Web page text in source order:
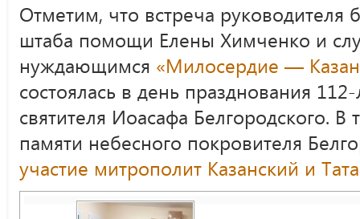
Отметим, что встреча руководителя
штаба помощи Елены Химченко и
нуждающимся «Милосердие —
состоялась в день празднования
святителя Иоасафа Белгородского.
памяти небесного покровителя
участие митрополит Казанский и